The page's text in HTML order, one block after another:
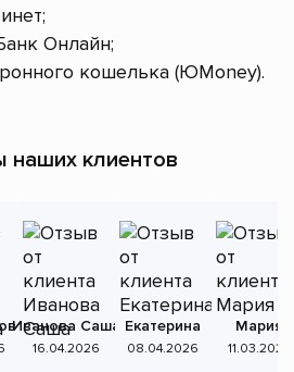
Онлайн;
кошелька (ЮMoney).
наших клиентов
Иванова Саша
16.04.2026
Екатерина
08.04.2026
Мария
11.03.2026